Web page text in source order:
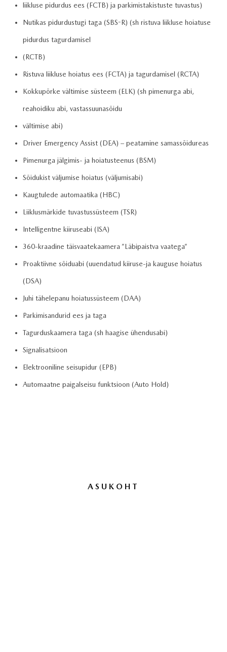
liikluse pidurdus ees (FCTB) ja parkimistakistuste tuvastus)
Nutikas pidurdustugi taga (SBS-R) (sh ristuva liikluse hoiatuse
pidurdus tagurdamisel
(RCTB)
Ristuva liikluse hoiatus ees (FCTA) ja tagurdamisel (RCTA)
Kokkupõrke vältimise süsteem (ELK) (sh pimenurga abi,
reahoidiku abi, vastassuunasõidu
vältimise abi)
Driver Emergency Assist (DEA) – peatamine samassõidureas
Pimenurga jälgimis- ja hoiatusteenus (BSM)
Sõidukist väljumise hoiatus (väljumisabi)
Kaugtulede automaatika (HBC)
Liiklusmärkide tuvastussüsteem (TSR)
Intelligentne kiiruseabi (ISA)
360-kraadine täisvaatekaamera ”Läbipaistva vaatega”
Proaktiivne sõiduabi (uuendatud kiiruse-ja kauguse hoiatus
(DSA)
Juhi tähelepanu hoiatussüsteem (DAA)
Parkimisandurid ees ja taga
Tagurduskaamera taga (sh haagise ühendusabi)
Signalisatsioon
Elektrooniline seisupidur (EPB)
Automaatne paigalseisu funktsioon (Auto Hold)
ASUKOHT